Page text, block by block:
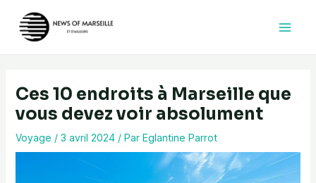
contenu
Ces 10 endroits à Marseille que
vous devez voir absolument
Voyage / 3 avril 2024 / Par Eglantine Parrot